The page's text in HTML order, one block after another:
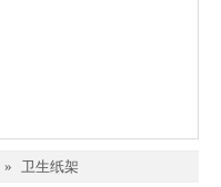
» 卫生纸架